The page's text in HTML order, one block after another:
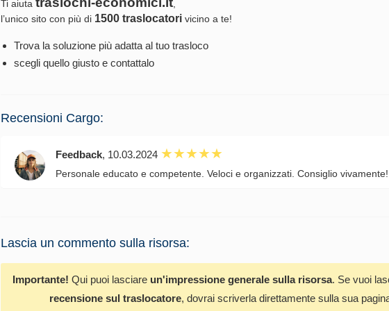
Ti aiuta
l’unico sito con più di 1500 traslocatori vicino a te!
Trova la soluzione più adatta al tuo trasloco
scegli quello giusto e contattalo
Recensioni Cargo:
Feedback, 10.03.2024
Personale educato e competente. Veloci e organizzati. Consiglio vivamente!
Lascia un commento sulla risorsa:
Importante! Qui puoi lasciare un'impressione generale sulla risorsa. Se vuoi
recensione sul traslocatore, dovrai scriverla direttamente sulla sua